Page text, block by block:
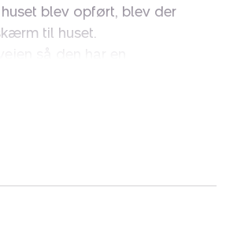
blev opført, blev der
til huset.